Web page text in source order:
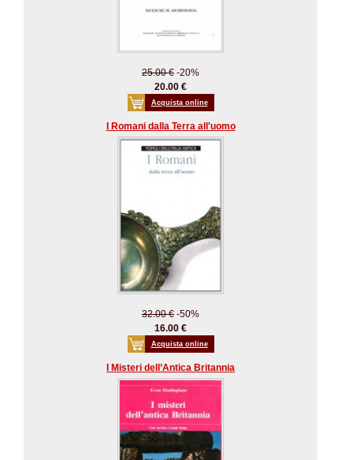
25.00 € -20%
20.00 €
Acquista online
I Romani dalla Terra all'uomo
32.00 € -50%
16.00 €
Acquista online
I Misteri dell’Antica Britannia